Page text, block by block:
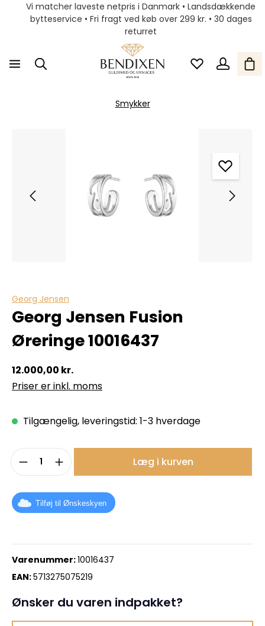
Vi matcher laveste netpris i Danmark • Landsdækkende
bytteservice • Fri fragt ved køb over 299 kr. • 30 dages
returret
Smykker
Georg Jensen
Georg Jensen Fusion
Øreringe 10016437
12.000,00 kr.
Priser er inkl. moms
Tilgængelig, leveringstid: 1-3 hverdage
Produktmængde: Indtast det
Læg i kurven
Tilføj til Ønskeskyen
Varenummer:10016437
EAN:5713275075219
Ønsker du varen indpakket?